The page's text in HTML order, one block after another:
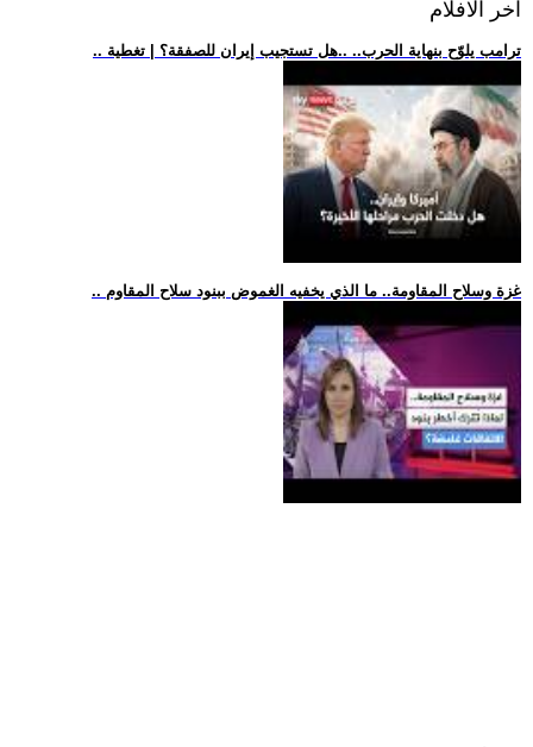
اخر الافلام
.. ترامب يلوّح بنهاية الحرب.. ..هل تستجيب إيران للصفقة؟ | تغطية
.. غزة وسلاح المقاومة.. ما الذي يخفيه الغموض ببنود سلاح المقاوم